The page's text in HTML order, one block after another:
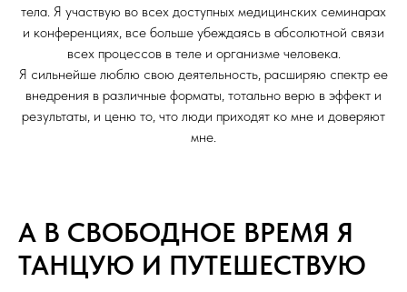
тела. Я участвую во всех доступных медицинских семинарах
и конференциях, все больше убеждаясь в абсолютной связи
всех процессов в теле и организме человека.
Я сильнейше люблю свою деятельность, расширяю спектр ее
внедрения в различные форматы, тотально верю в эффект и
результаты, и ценю то, что люди приходят ко мне и доверяют
мне.
А В СВОБОДНОЕ ВРЕМЯ Я
ТАНЦУЮ И ПУТЕШЕСТВУЮ